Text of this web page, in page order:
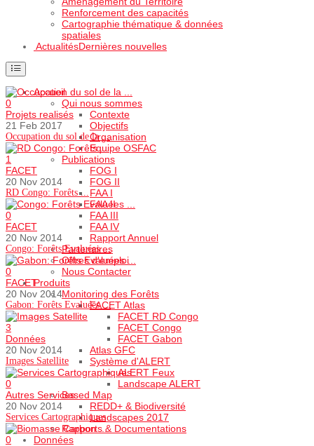
Renforcement des capacités
Cartographie thématique & données
spatiales
ActualitésDernières nouvelles
Accueil
Qui nous sommes
Contexte
Objectifs
Organisation
Equipe OSFAC
Publications
FOG I
FOG II
FAA I
FAA II
FAA III
FAA IV
Rapport Annuel
Partenaires
Offres d'emploi
Nous Contacter
Produits
Monitoring des Forêts
FACET Atlas
FACET RD Congo
FACET Congo
FACET Gabon
Atlas GFC
Système d'ALERT
ALERT Feux
Landscape ALERT
Based Map
REDD+ & Biodiversité
Landscapes 2017
Rapports & Documentations
Données
0
Projets realisés
21 Feb 2017
Occupation du sol de la ...
1
FACET
20 Nov 2014
RD Congo: Forêts ...
0
FACET
20 Nov 2014
Congo: Forêts Evaluées ...
0
FACET
20 Nov 2014
Gabon: Forêts Evaluées ...
3
Données
20 Nov 2014
Images Satellite
0
Autres Services
20 Nov 2014
Services Cartographiques
0